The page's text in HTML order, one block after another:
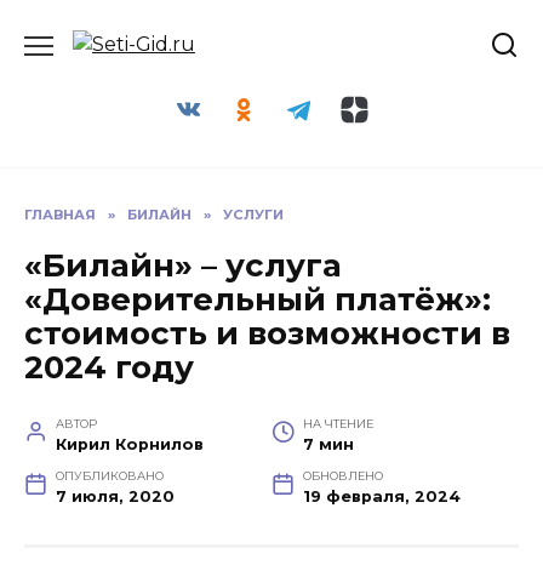
ГЛАВНАЯ » БИЛАЙН » УСЛУГИ
«Билайн» – услуга
«Доверительный платёж»:
стоимость и возможности в
2024 году
АВТОР
Кирил Корнилов
НА ЧТЕНИЕ
7 мин
ОПУБЛИКОВАНО
7 июля, 2020
ОБНОВЛЕНО
19 февраля, 2024